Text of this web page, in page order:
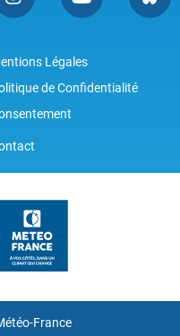
Légales
de Confidentialité
France